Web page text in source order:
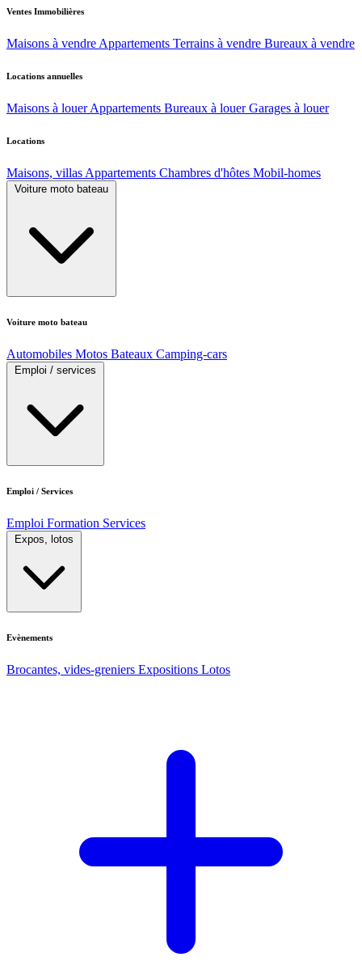
Ventes Immobilières
Maisons à vendre Appartements Terrains à vendre Bureaux à vendre
Locations annuelles
Maisons à louer Appartements Bureaux à louer Garages à louer
Locations
Maisons, villas Appartements Chambres d'hôtes Mobil-homes
Voiture moto bateau
Voiture moto bateau
Automobiles Motos Bateaux Camping-cars
Emploi / services
Emploi / Services
Emploi Formation Services
Expos, lotos
Evènements
Brocantes, vides-greniers Expositions Lotos